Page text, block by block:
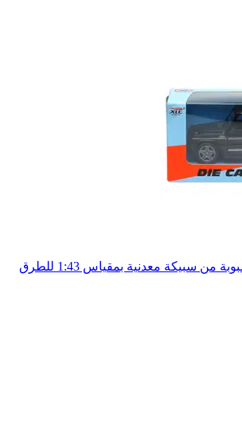
سيارة دفع رباعي مصبوبة من سبيكة معدنية بمقياس 1:43 للطرق